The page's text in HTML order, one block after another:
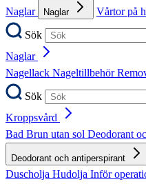
Naglar
Naglar Vårtor på
Sök
Naglar
Nagellack Nageltillbehör
Sök
Kroppsvård
Bad Brun utan sol Deodorant
Deodorant och antiperspirant
Duscholja Hudolja Inför